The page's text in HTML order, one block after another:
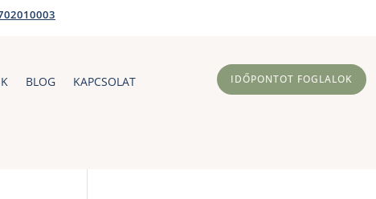
BLOG KAPCSOLAT IDŐPONTOT FOGLALOK